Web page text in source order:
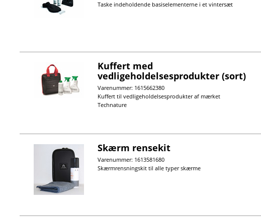
Taske indeholdende basiselementerne i et vintersæt
Kuffert med
vedligeholdelsesprodukter (sort)
Varenummer: 1615662380
Kuffert til vedligeholdelsesprodukter af mærket
Technature
Skærm rensekit
Varenummer: 1613581680
Skærmrensningskit til alle typer skærme